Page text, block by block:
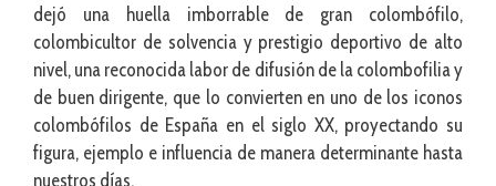
dejó una huella imborrable de gran colombófilo,
colombicultor de solvencia y prestigio deportivo de alto
nivel, una reconocida labor de difusión de la colombofilia y
de buen dirigente, que lo convierten en uno de los iconos
colombófilos de España en el siglo XX, proyectando su
figura, ejemplo e influencia de manera determinante hasta
nuestros días.